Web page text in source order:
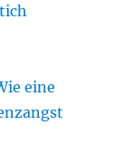
eine